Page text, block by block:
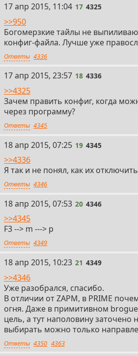
17
17 апр 2015, 11:04 17 4325
>>950
Богомерзкие тайлы не
конфиг-файла. Лучше уже
Ответы 4336
18
17 апр 2015, 23:57 18 4336
>>4325
Зачем править конфиг, когда
через программу?
Ответы 4345
19
18 апр 2015, 07:25 19 4345
>>4336
Я так и не понял, как их отключить
Ответы 4346
20
18 апр 2015, 07:53 20 4346
>>4345
F3 --> m ---> p
Ответы 4349
21
18 апр 2015, 10:23 21 4349
>>4346
Уже разобрался, спасибо.
В отличии от ZAPM, в PRIME
огня. Даже в примитивном
цель, а тут наполовину заточено
выбирать можно только
Ответы 4350 4363